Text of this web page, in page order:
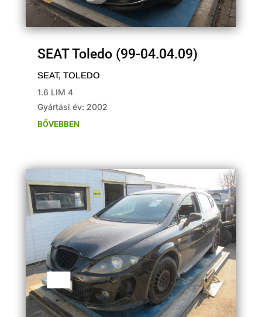
SEAT Toledo (99-04.04.09)
SEAT, TOLEDO
1.6 LIM 4
Gyártási év: 2002
BŐVEBBEN